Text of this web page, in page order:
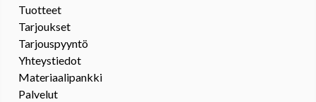
Tuotteet
Tarjoukset
Tarjouspyyntö
Yhteystiedot
Materiaalipankki
Palvelut